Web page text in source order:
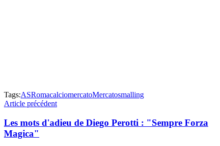
Tags:ASRomacalciomercatoMercatosmalling
Article précédent
Les mots d'adieu de Diego Perotti : "Sempre Forza
Magica"